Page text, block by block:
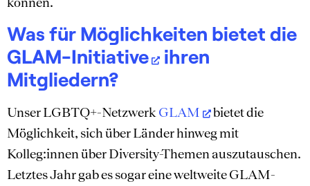
Was für Möglichkeiten bietet die
GLAM-Initiative
ihren
Mitgliedern?
Unser LGBTQ+-Netzwerk GLAM
bietet die
Möglichkeit, sich über Länder hinweg mit
Kolleg:innen über Diversity-Themen auszutauschen.
Letztes Jahr gab es sogar eine weltweite GLAM-